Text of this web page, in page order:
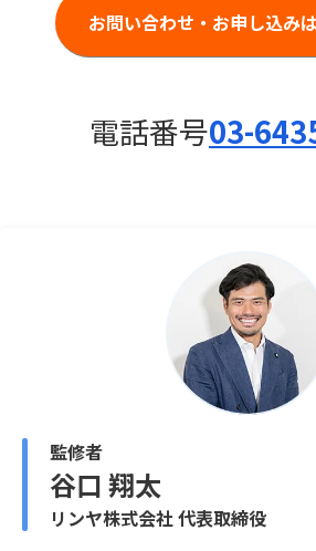
お問い合わせ・お申し込み
電話番号03-
監修者
谷口 翔太
リンヤ株式会社 代表取締役